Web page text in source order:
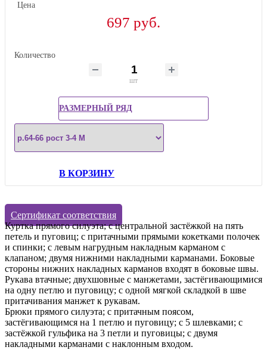
Цена
697 руб.
Количество
шт
РАЗМЕРНЫЙ РЯД
В КОРЗИНУ
Сертификат соответствия
Куртка прямого силуэта; с центральной застёжкой на пять
петель и пуговиц; с притачными прямыми кокетками полочек
и спинки; с левым нагрудным накладным карманом с
клапаном; двумя нижними накладными карманами. Боковые
стороны нижних накладных карманов входят в боковые швы.
Рукава втачные; двухшовные с манжетами, застёгивающимися
на одну петлю и пуговицу; с одной мягкой складкой в шве
притачивания манжет к рукавам.
Брюки прямого силуэта; с притачным поясом,
застёгивающимся на 1 петлю и пуговицу; с 5 шлевками; с
застёжкой гульфика на 3 петли и пуговицы; с двумя
накладными карманами с наклонным входом.